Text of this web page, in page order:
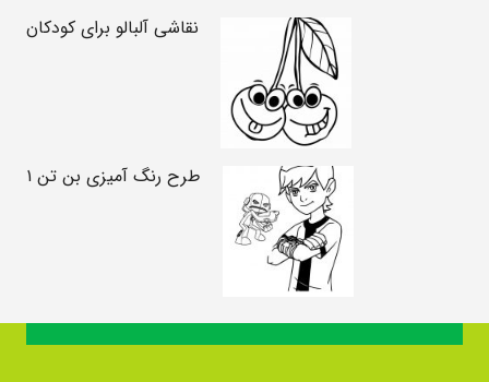
نقاشی آلبالو برای کودکان
طرح رنگ آمیزی بن تن ۱